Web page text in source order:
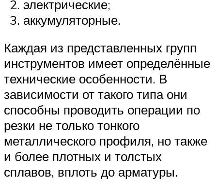
электрические;
аккумуляторные.
Каждая из представленных групп
инструментов имеет определённые
технические особенности. В
зависимости от такого типа они
способны проводить операции по
резки не только тонкого
металлического профиля, но также
и более плотных и толстых
сплавов, вплоть до арматуры.